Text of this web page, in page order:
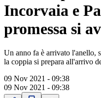
Incorvaia e
promessa si
Un anno fa è arrivato l'anello,
la coppia si prepara all'arrivo
09 Nov 2021 - 09:38
09 Nov 2021 - 09:38